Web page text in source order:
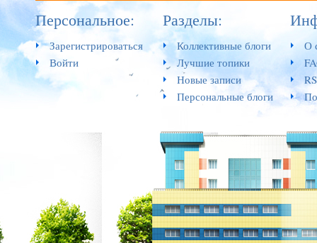
Персональное:
Зарегистрироваться
Войти
Разделы:
Коллективные блоги
Лучшие топики
Новые записи
Персональные блоги
О